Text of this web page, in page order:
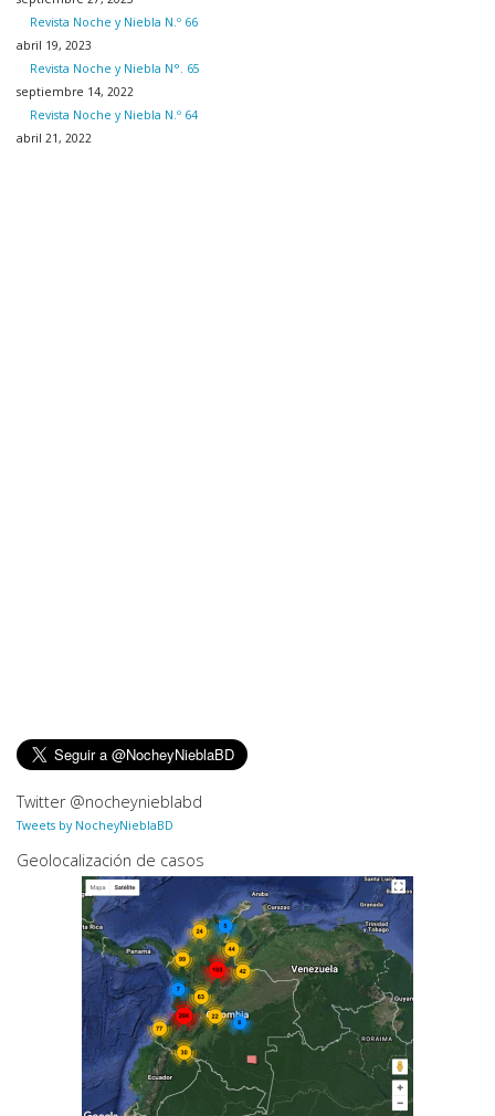
Revista Noche y Niebla N.º 66
abril 19, 2023
Revista Noche y Niebla N°. 65
septiembre 14, 2022
Revista Noche y Niebla N.º 64
abril 21, 2022
Twitter @nocheynieblabd
Tweets by NocheyNieblaBD
Geolocalización de casos